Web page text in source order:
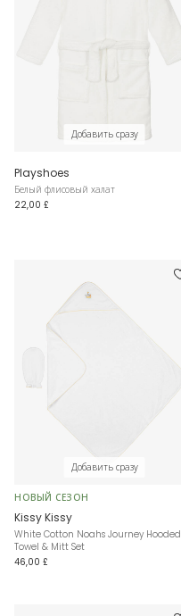
Добавить сразу
Playshoes
Белый флисовый халат
22,00 £
Добавить сразу
НОВЫЙ СЕЗОН
Kissy Kissy
White Cotton Noahs Journey Hooded
Towel & Mitt Set
46,00 £